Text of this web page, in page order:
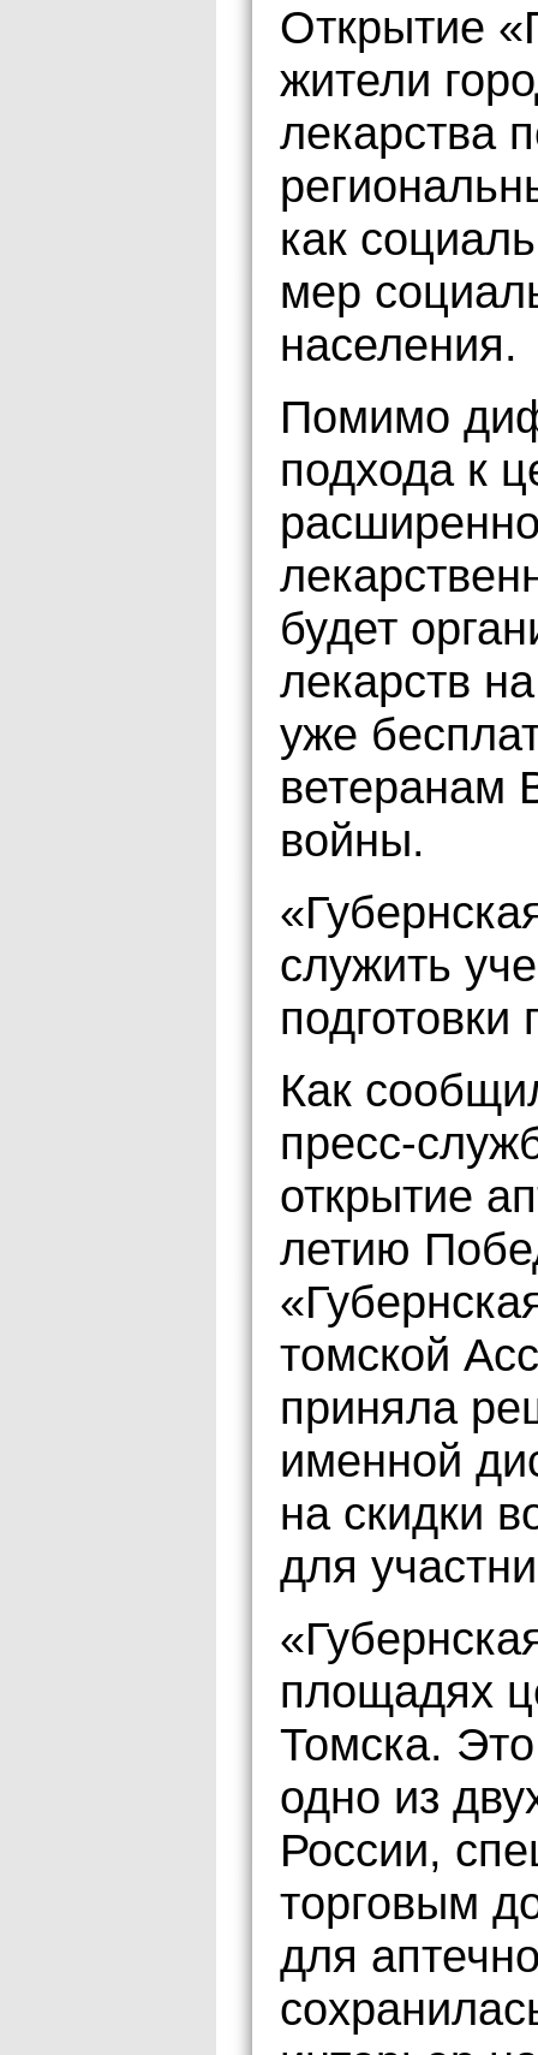
Открытие
жители
лекарства
как
мер
населения.
Помимо
подхода к
будет
лекарств
уже
ветеранам
войны.
служить
подготовки
Как
пресс-
открытие
летию
томской
приняла
именной
на скидки
для
площадях
Томска.
одно из
России,
торговым
для